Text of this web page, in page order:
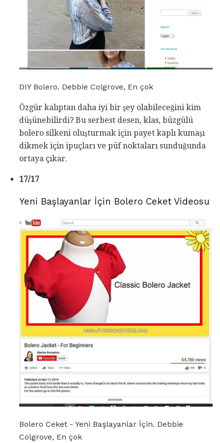
DIY Bolero. Debbie Colgrove, En çok
Özgür kalıptan daha iyi bir şey olabileceğini kim
düşünebilirdi? Bu serbest desen, klas, büzgülü
bolero silkeni oluşturmak için payet kaplı kumaşı
dikmek için ipuçları ve püf noktaları sunduğunda
ortaya çıkar.
17/17
Yeni Başlayanlar İçin Bolero Ceket Videosu
Bolero Ceket - Yeni Başlayanlar İçin. Debbie
Colgrove, En çok